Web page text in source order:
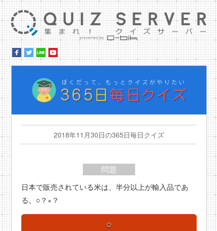
2018年11月30日の365日毎日クイズ
問題
日本で販売されている米は、半分以上が輸入品であ
る。○？×？
○